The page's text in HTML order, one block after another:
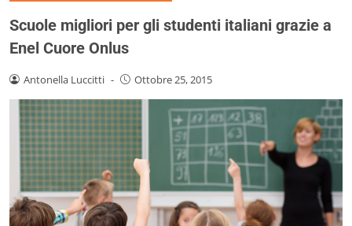
Scuole migliori per gli studenti italiani grazie a
Enel Cuore Onlus
Antonella Luccitti - Ottobre 25, 2015